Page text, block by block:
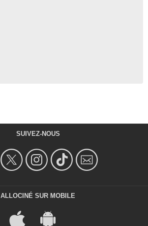
SUIVEZ-NOUS
ALLOCINÉ SUR MOBILE